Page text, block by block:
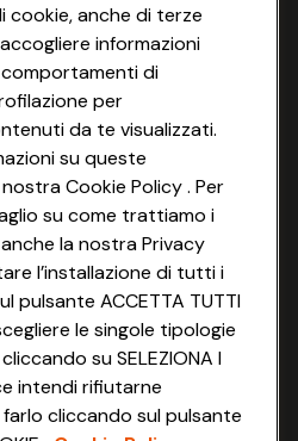
gestito da
(VR)
10
6006000083/F
cookie, anche di terze
informazioni
di
per
da te visualizzati.
su queste
Cookie Policy . Per
su come trattiamo i
la nostra Privacy
l’installazione di tutti i
pulsante ACCETTA TUTTI
le singole tipologie
su SELEZIONA I
intendi rifiutarne
farlo cliccando sul pulsante